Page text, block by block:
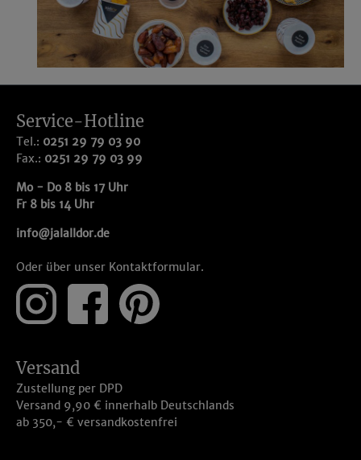
Service-Hotline
Tel.: 0251 29 79 03 90
Fax.: 0251 29 79 03 99
Mo - Do 8 bis 17 Uhr
Fr 8 bis 14 Uhr
info@jalalldor.de
Oder über unser Kontaktformular.
Versand
Zustellung per DPD
Versand 9,90 € innerhalb Deutschlands
ab 350,- € versandkostenfrei